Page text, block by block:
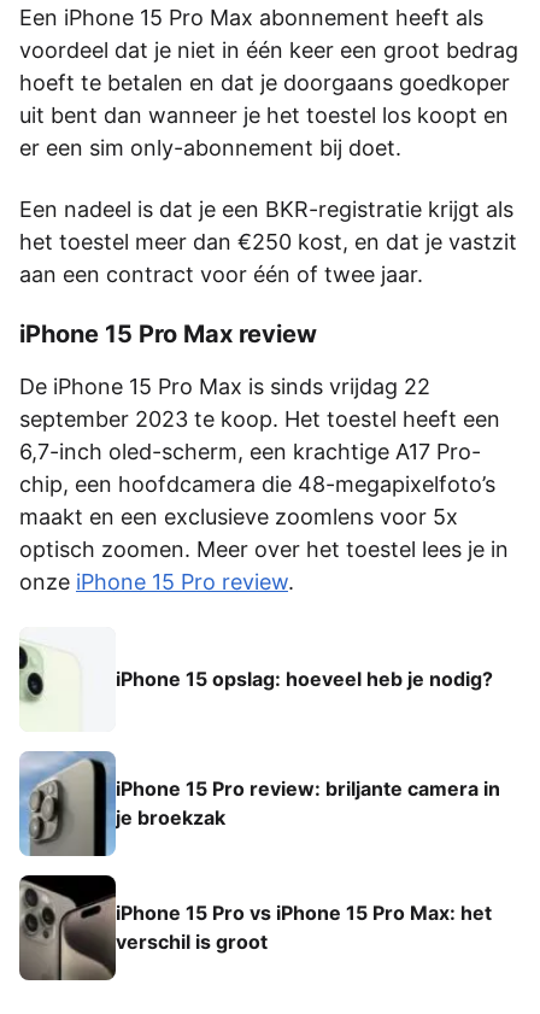
Een iPhone 15 Pro Max abonnement heeft als
voordeel dat je niet in één keer een groot bedrag
hoeft te betalen en dat je doorgaans goedkoper
uit bent dan wanneer je het toestel los koopt en
er een sim only-abonnement bij doet.
Een nadeel is dat je een BKR-registratie krijgt als
het toestel meer dan €250 kost, en dat je vastzit
aan een contract voor één of twee jaar.
iPhone 15 Pro Max review
De iPhone 15 Pro Max is sinds vrijdag 22
september 2023 te koop. Het toestel heeft een
6,7-inch oled-scherm, een krachtige A17 Pro-
chip, een hoofdcamera die 48-megapixelfoto’s
maakt en een exclusieve zoomlens voor 5x
optisch zoomen. Meer over het toestel lees je in
onze iPhone 15 Pro review.
iPhone 15 opslag: hoeveel heb je nodig?
iPhone 15 Pro review: briljante camera in
je broekzak
iPhone 15 Pro vs iPhone 15 Pro Max: het
verschil is groot